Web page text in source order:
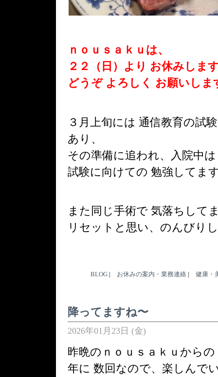
ｎｏｕｓａｋｕは、
２２（日）より お休みしま
どうぞ よろしく お願いしま
３月上旬には 通信教育の試
あり、
その準備に追われ、入院中は
試験に向けての 勉強してま
また同じ手術で 気落ちして
リセットと思い、のんびり
BLOG | お休みの案内・業務連絡 | 健康・
降ってますね〜
2026年01月23日 (金)
昨晩のｎｏｕｓａｋｕからの
年に 数回なので、楽しんで